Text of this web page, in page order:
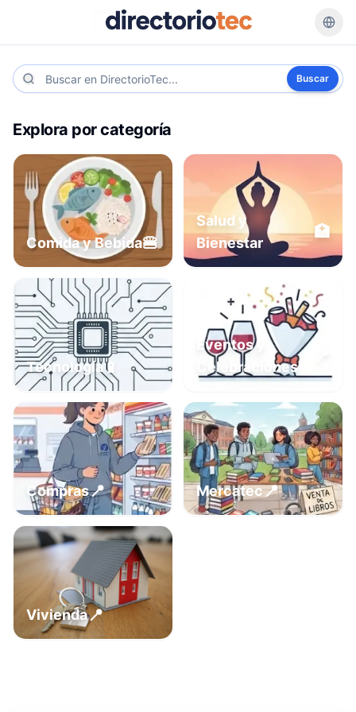
Buscar
Explora por categoría
Comida y Bebida🍔
Salud y
Bienestar
🏥
Tecnología📱
Eventos y
Celebraciones
Compras📍 Mercatec📍
Vivienda📍